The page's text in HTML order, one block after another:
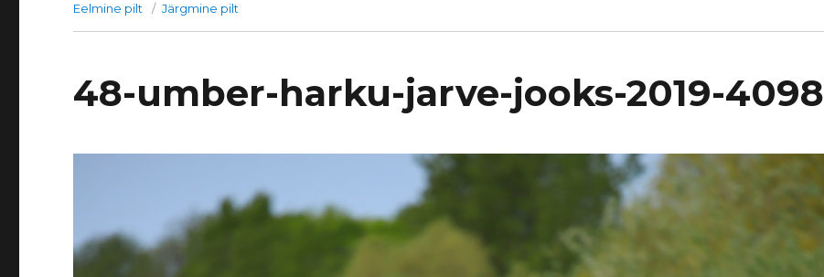
Eelmine pilt Järgmine pilt
48-umber-harku-jarve-jooks-2019-4098